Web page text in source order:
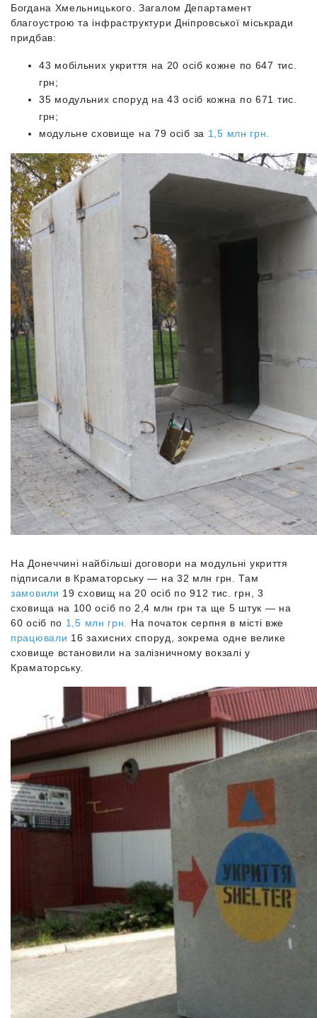
Богдана Хмельницького. Загалом Департамент
благоустрою та інфраструктури Дніпровської міськради
придбав:
43 мобільних укриття на 20 осіб кожне по 647 тис.
грн;
35 модульних споруд на 43 осіб кожна по 671 тис.
грн;
модульне сховище на 79 осіб за 1,5 млн грн.
На Донеччині найбільші договори на модульні укриття
підписали в Краматорську — на 32 млн грн. Там
замовили 19 сховищ на 20 осіб по 912 тис. грн, 3
сховища на 100 осіб по 2,4 млн грн та ще 5 штук — на
60 осіб по 1,5 млн грн.
На початок серпня в місті вже
працювали 16 захисних споруд, зокрема одне велике
сховище встановили на залізничному вокзалі у
Краматорську.